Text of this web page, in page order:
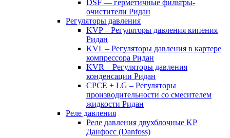
DSF — герметичные фильтры-
очистители Ридан
Регуляторы давления
KVP – Регуляторы давления кипения
Ридан
KVL – Регуляторы давления в картере
компрессора Ридан
KVR – Регуляторы давления
конденсации Ридан
CPCE + LG – Регуляторы
производительности со смесителем
жидкости Ридан
Реле давления
Реле давления двухблочные KP
Данфосс (Danfoss)